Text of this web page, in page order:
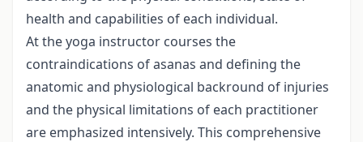
health and capabilities of each individual.
At the yoga instructor courses the
contraindications of asanas and defining the
anatomic and physiological backround of injuries
and the physical limitations of each practitioner
are emphasized intensively. This comprehensive